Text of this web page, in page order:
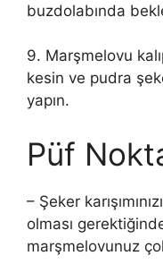
buzdolabında
9. Marşmelovu
kesin ve pudra
yapın.
Püf
– Şeker
olması
marşmelovunuz